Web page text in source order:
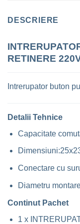
DESCRIERE
RETINERE
Intrerupator buton
Detalii Tehnice
Capacitate
Conectare cu
Diametru
Continut Pachet
1 x